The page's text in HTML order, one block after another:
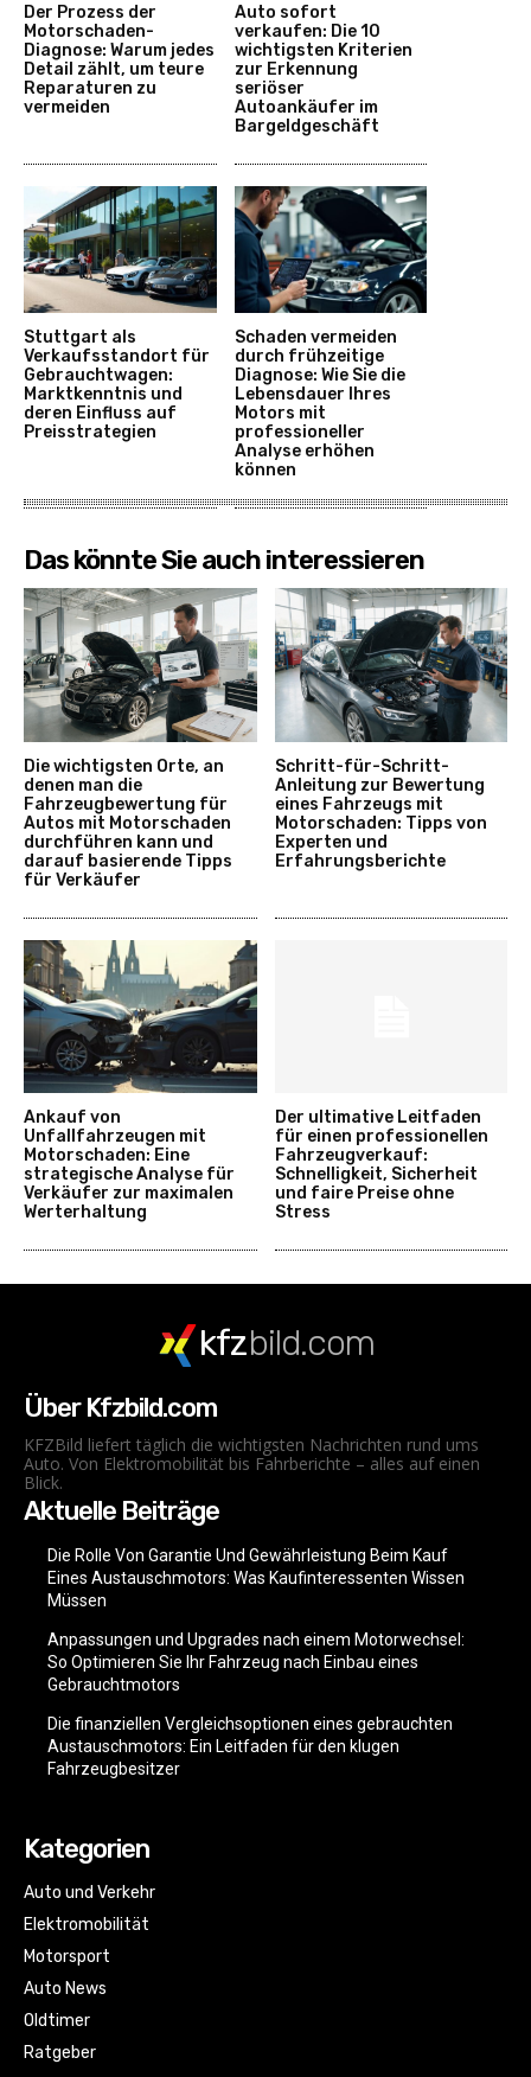
Der Prozess der
Motorschaden-
Diagnose: Warum jedes
Detail zählt, um teure
Reparaturen zu
vermeiden
Auto sofort
verkaufen: Die 10
wichtigsten Kriterien
zur Erkennung
seriöser
Autoankäufer im
Bargeldgeschäft
Stuttgart als
Verkaufsstandort für
Gebrauchtwagen:
Marktkenntnis und
deren Einfluss auf
Preisstrategien
Schaden vermeiden
durch frühzeitige
Diagnose: Wie Sie die
Lebensdauer Ihres
Motors mit
professioneller
Analyse erhöhen
können
Das könnte Sie auch interessieren
Die wichtigsten Orte, an
denen man die
Fahrzeugbewertung für
Autos mit Motorschaden
durchführen kann und
darauf basierende Tipps
für Verkäufer
Schritt-für-Schritt-
Anleitung zur Bewertung
eines Fahrzeugs mit
Motorschaden: Tipps von
Experten und
Erfahrungsberichte
Ankauf von
Unfallfahrzeugen mit
Motorschaden: Eine
strategische Analyse für
Verkäufer zur maximalen
Werterhaltung
Der ultimative Leitfaden
für einen professionellen
Fahrzeugverkauf:
Schnelligkeit, Sicherheit
und faire Preise ohne
Stress
kfzbild.com
Über Kfzbild.com
KFZBild liefert täglich die wichtigsten Nachrichten rund ums
Auto. Von Elektromobilität bis Fahrberichte – alles auf einen
Blick.
Aktuelle Beiträge
Die Rolle Von Garantie Und Gewährleistung Beim Kauf
Eines Austauschmotors: Was Kaufinteressenten Wissen
Müssen
Anpassungen und Upgrades nach einem Motorwechsel:
So Optimieren Sie Ihr Fahrzeug nach Einbau eines
Gebrauchtmotors
Die finanziellen Vergleichsoptionen eines gebrauchten
Austauschmotors: Ein Leitfaden für den klugen
Fahrzeugbesitzer
Kategorien
Auto und Verkehr
Elektromobilität
Motorsport
Auto News
Oldtimer
Ratgeber